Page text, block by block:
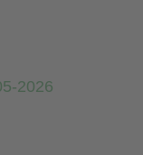
2026